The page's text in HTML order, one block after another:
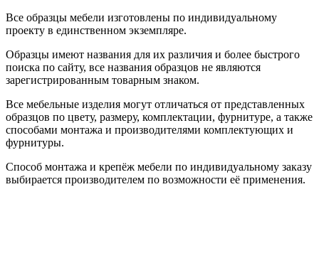
Все образцы мебели изготовлены по индивидуальному
проекту в единственном экземпляре.
Образцы имеют названия для их различия и более быстрого
поиска по сайту, все названия образцов не являются
зарегистрированным товарным знаком.
Все мебельные изделия могут отличаться от представленных
образцов по цвету, размеру, комплектации, фурнитуре, а также
способами монтажа и производителями комплектующих и
фурнитуры.
Способ монтажа и крепёж мебели по индивидуальному заказу
выбирается производителем по возможности её применения.